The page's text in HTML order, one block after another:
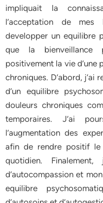
impliquait la
l’acceptation de
developper un equilibre
que la bienveillance
positivement la vie d’une
chroniques. D’abord, j’ai
d’un equilibre
douleurs chroniques
temporaires. J’ai
l’augmentation des
afin de rendre positif
quotidien.
d’autocompassion et
equilibre